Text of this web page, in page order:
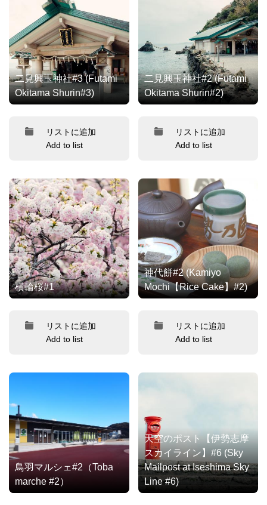
二見興玉神社#3 (Futami
Okitama Shurin#3)
リストに追加
Add to list
二見興玉神社#2 (Futami
Okitama Shurin#2)
リストに追加
Add to list
横輪桜#1
リストに追加
Add to list
神代餅#2 (Kamiyo
Mochi【Rice Cake】#2)
リストに追加
Add to list
鳥羽マルシェ#2（Toba
marche #2）
天空のポスト【伊勢志摩
スカイライン】#6 (Sky
Mailpost at Iseshima Sky
Line #6)